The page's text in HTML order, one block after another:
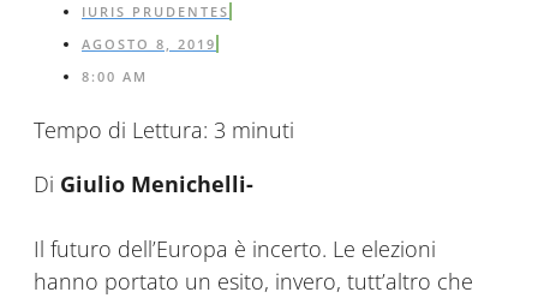
IURIS PRUDENTES
AGOSTO 8, 2019
8:00 AM
Tempo di Lettura: 3 minuti
Di Giulio Menichelli-
Il futuro dell’Europa è incerto. Le elezioni
hanno portato un esito, invero, tutt’altro che